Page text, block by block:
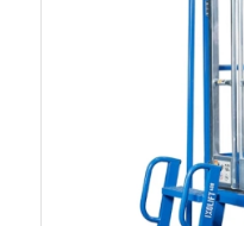
Ixo liften enkelt å
Ixo lift med sikkerhet i
ved arbid i lave høyder
Bruksområder:
Ixo liften er perfekt for